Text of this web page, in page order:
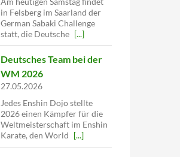
in Felsberg im Saarland der
German Sabaki Challenge
statt, die Deutsche [...]
Deutsches Team bei der
WM 2026
27.05.2026
Jedes Enshin Dojo stellte
2026 einen Kämpfer für die
Weltmeisterschaft im Enshin
Karate, den World [...]